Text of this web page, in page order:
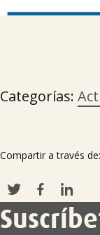
Categorías:
Compartir a través de: